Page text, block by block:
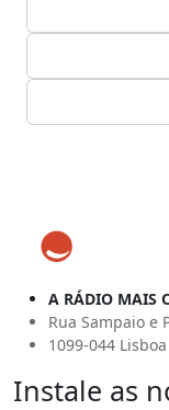
A RÁDIO MAIS
Rua Sampaio e
1099-044 Lisboa
Instale as